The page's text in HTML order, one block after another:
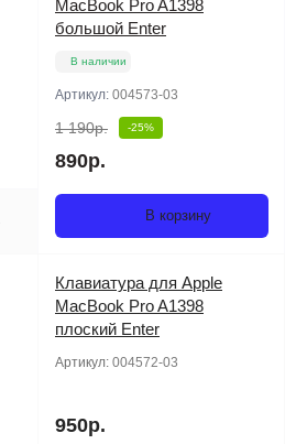
MacBook Pro A1398
большой Enter
В наличии
Артикул: 004573-03
1 190р. -25%
890р.
В корзину
Клавиатура для Apple
MacBook Pro A1398
плоский Enter
Артикул: 004572-03
950р.